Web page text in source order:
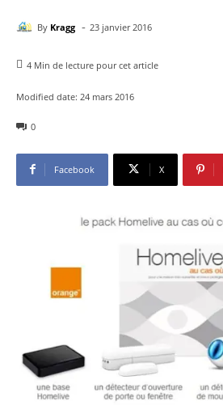
By Kragg - 23 janvier 2016
4 Min de lecture pour cet article
Modified date: 24 mars 2016
0
Facebook X